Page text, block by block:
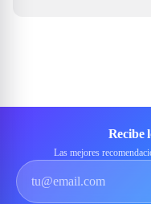
Recibe
Las mejores